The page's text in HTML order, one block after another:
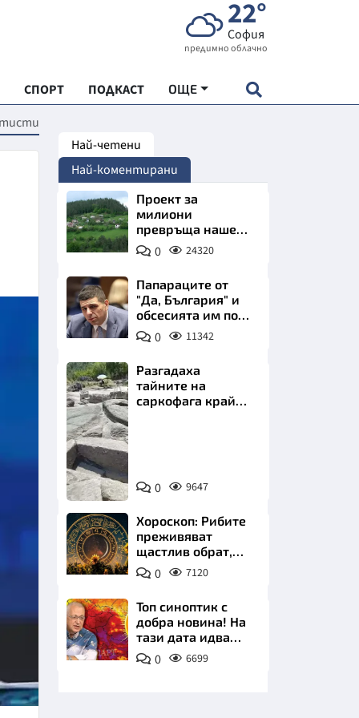
22°
София
предимно облачно
СПОРТ ПОДКАСТ ОЩЕ
"ЧУДЕСАТА НА БЪЛГАРИЯ"
ХРАНА
Най-четени
Най-коментирани
Проект за
милиони
превръща наше
село в магнит за
туристи
0 24320
Папараците от
"Да, България" и
обсесията им по
Пеевски
0 11342
Снимка:
Bulgaria
ON
AIR
Разгадаха
тайните на
саркофага край
0 9647
Хороскоп: Рибите
преживяват
щастлив обрат,
Телецът започва
важна промяна
0 7120
Топ синоптик с
добра новина! На
тази дата идва
захлаждането
0 6699